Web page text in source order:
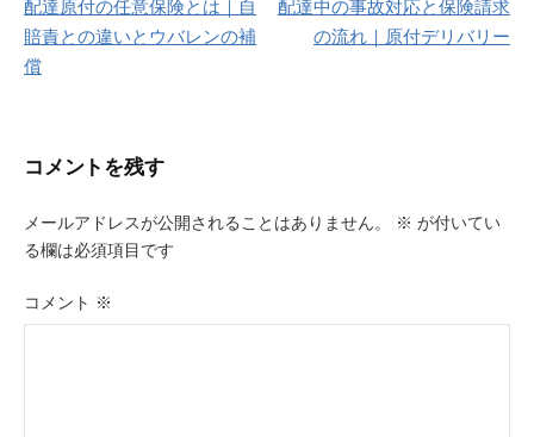
稿
ナ
シ
ン
配達原付の任意保険とは｜自
賠責との違いとウバレンの補
償
配達中の事故対応と保険請求
の流れ｜原付デリバリー
コメントを残す
メールアドレスが公開されることはありません。 ※ が付いてい
る欄は必須項目です
コメント ※